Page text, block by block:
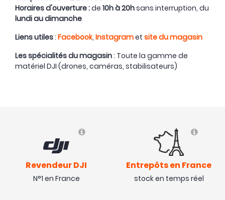
Horaires d'ouverture :de 10h à 20hsans interruption, du
lundi au dimanche
Liens utiles: Facebook, Instagramet site du magasin
Les spécialités du magasin: Toute la gamme de
matériel DJI (drones, caméras, stabilisateurs)
Revendeur DJI
N°1 en France
Entrepôts en France
stock en temps réel